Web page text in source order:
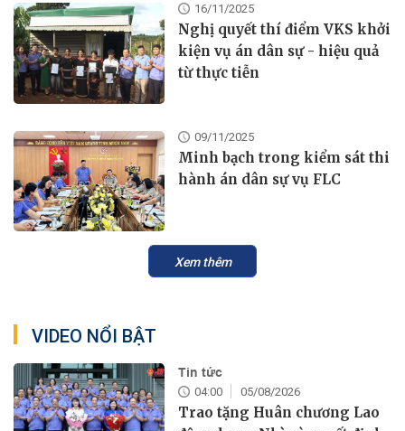
16/11/2025
Nghị quyết thí điểm VKS khởi
kiện vụ án dân sự - hiệu quả
từ thực tiễn
09/11/2025
Minh bạch trong kiểm sát thi
hành án dân sự vụ FLC
Xem thêm
VIDEO NỔI BẬT
Tin tức
04:00 05/08/2026
Trao tặng Huân chương Lao